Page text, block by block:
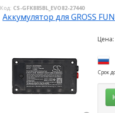
Код: CS-GFK885BL_EVO82-27440
Аккумулятор для GROSS
Цена:
Срок